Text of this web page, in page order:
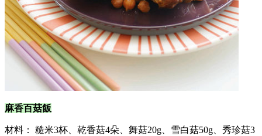
麻香百菇飯
材料： 糙米3杯、乾香菇4朵、舞菇20g、雪白菇50g、秀珍菇3